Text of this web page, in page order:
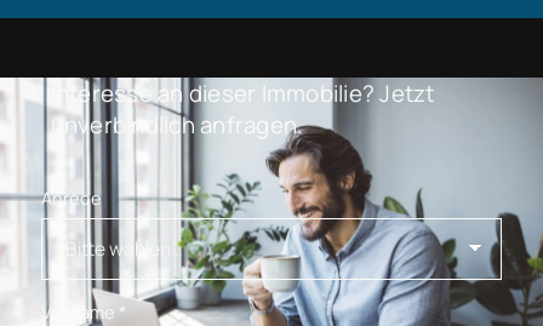
Interesse an dieser Immobilie? Jetzt
unverbindlich anfragen.
Anrede
Vorname *